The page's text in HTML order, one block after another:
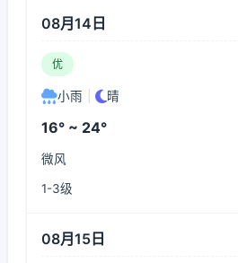
08月14日
优
小雨 晴
16° ~ 24°
微风
1-3级
08月15日